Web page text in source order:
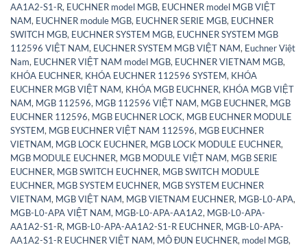
AA1A2-S1-R, EUCHNER model MGB, EUCHNER model MGB VIỆT
NAM, EUCHNER module MGB, EUCHNER SERIE MGB, EUCHNER
SWITCH MGB, EUCHNER SYSTEM MGB, EUCHNER SYSTEM MGB
112596 VIỆT NAM, EUCHNER SYSTEM MGB VIỆT NAM, Euchner Việt
Nam, EUCHNER VIỆT NAM model MGB, EUCHNER VIETNAM MGB,
KHÓA EUCHNER, KHÓA EUCHNER 112596 SYSTEM, KHÓA
EUCHNER MGB VIỆT NAM, KHÓA MGB EUCHNER, KHÓA MGB VIỆT
NAM, MGB 112596, MGB 112596 VIỆT NAM, MGB EUCHNER, MGB
EUCHNER 112596, MGB EUCHNER LOCK, MGB EUCHNER MODULE
SYSTEM, MGB EUCHNER VIỆT NAM 112596, MGB EUCHNER
VIETNAM, MGB LOCK EUCHNER, MGB LOCK MODULE EUCHNER,
MGB MODULE EUCHNER, MGB MODULE VIỆT NAM, MGB SERIE
EUCHNER, MGB SWITCH EUCHNER, MGB SWITCH MODULE
EUCHNER, MGB SYSTEM EUCHNER, MGB SYSTEM EUCHNER
VIETNAM, MGB VIỆT NAM, MGB VIETNAM EUCHNER, MGB-L0-APA,
MGB-L0-APA VIỆT NAM, MGB-L0-APA-AA1A2, MGB-L0-APA-
AA1A2-S1-R, MGB-L0-APA-AA1A2-S1-R EUCHNER, MGB-L0-APA-
AA1A2-S1-R EUCHNER VIỆT NAM, MÔ ĐUN EUCHNER, model MGB,